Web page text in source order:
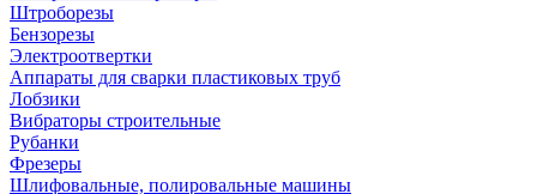
Штроборезы
Бензорезы
Электроотвертки
Аппараты для сварки пластиковых труб
Лобзики
Вибраторы строительные
Рубанки
Фрезеры
Шлифовальные, полировальные машины